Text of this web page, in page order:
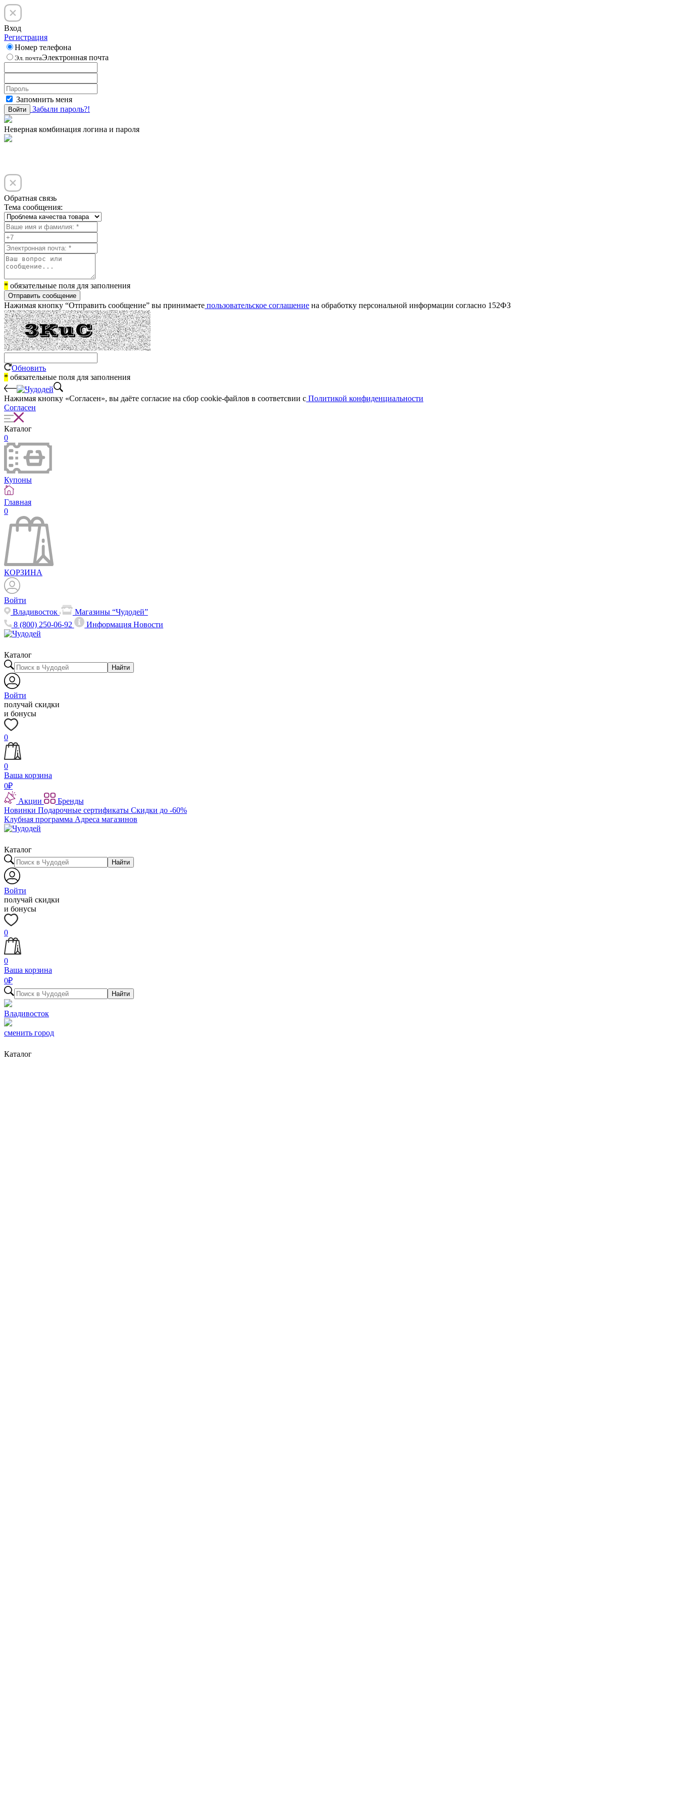
Вход
Регистрация
Номер телефона
Эл. почтаЭлектронная почта
Запомнить меня
Войти Забыли пароль?!
Неверная комбинация логина и пароля
Обратная связь
Тема сообщения:
* обязательные поля для заполнения
Отправить сообщение
Нажимая кнопку “Отправить сообщение” вы принимаете пользовательское соглашение на обработку персональной информации согласно 152ФЗ
Обновить
* обязательные поля для заполнения
Нажимая кнопку «Согласен», вы даёте cогласие на сбор cookie-файлов в соответсвии с Политикой конфиденциальности
Согласен
Каталог
0
Купоны
Главная
0
КОРЗИНА
Войти
Владивосток
Магазины “Чудодей”
8 (800) 250-06-92
ИнформацияНовости
Каталог
Найти
Войти
получай скидки
и бонусы
0
0
Ваша корзина
0₽
Акции
Бренды
Новинки Подарочные сертификаты Скидки до -60%
Клубная программа Адреса магазинов
Каталог
Найти
Войти
получай скидки
и бонусы
0
0
Ваша корзина
0₽
Найти
Владивосток
сменить город
Каталог